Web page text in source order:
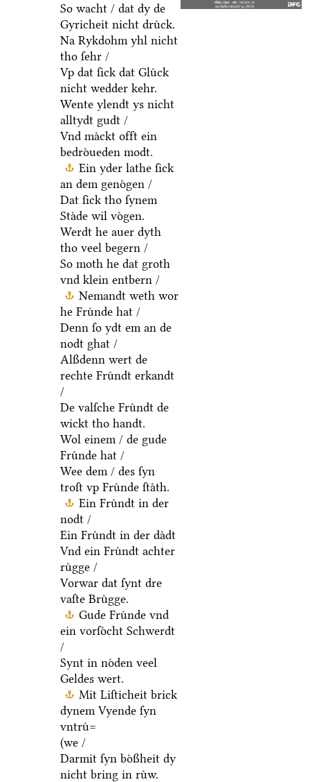
So wacht / dat dy de
Gyricheit nicht druͤck.
Na Rykdohm yhl nicht
tho ſehr /
Vp dat ſick dat Gluͤck
nicht wedder kehr.
Wente ylendt ys nicht
alltydt gudt /
Vnd maͤckt offt ein
bedroͤueden modt.
Ein yder lathe ſick
an dem genoͤgen /
Dat ſick tho ſynem
Staͤde wil voͤgen.
Werdt he auer dyth
tho veel begern /
So moth he dat groth
vnd klein entbern /
Nemandt weth wor
he Fruͤnde hat /
Denn ſo ydt em an de
nodt ghat /
Alßdenn wert de
rechte Fruͤndt erkandt
/
De valſche Fruͤndt de
wickt tho handt.
Wol einem / de gude
Fruͤnde hat /
Wee dem / des ſyn
troſt vp Fruͤnde ſtaͤth.
Ein Fruͤndt in der
nodt /
Ein Fruͤndt in der daͤdt
Vnd ein Fruͤndt achter
ruͤgge /
Vorwar dat ſynt dre
vaſte Bruͤgge.
Gude Fruͤnde vnd
ein vorſoͤcht Schwerdt
/
Synt in noͤden veel
Geldes wert.
Mit Liſticheit brick
dynem Vyende ſyn
vntruͤ=
(we /
Darmit ſyn boͤßheit dy
nicht bring in ruͤw.